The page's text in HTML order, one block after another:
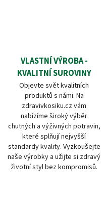
VLASTNÍ VÝROBA -
KVALITNÍ SUROVINY
Objevte svět kvalitních
produktů s námi. Na
zdravivkosiku.cz vám
nabízíme široký výběr
chutných a výživných potravin,
které splňují nejvyšší
standardy kvality. Vyzkoušejte
naše výrobky a užijte si zdravý
životní styl bez kompromisů.